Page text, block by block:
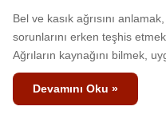
Bel ve kasık ağrısını
sorunlarını erken teşhis
Ağrıların kaynağını bilmek,
Devamını Oku »